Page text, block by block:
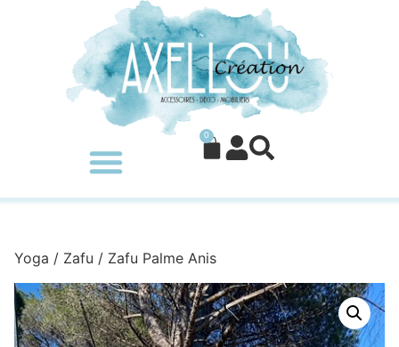
0
Yoga / Zafu / Zafu Palme Anis